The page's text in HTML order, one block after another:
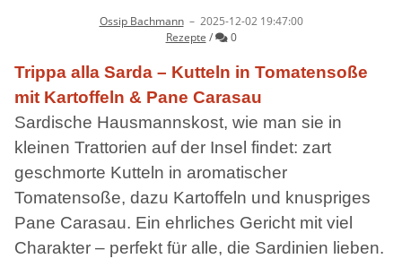
Ossip Bachmann– 2025-12-02 19:47:00
Rezepte / Kommentare
0
Trippa alla Sarda – Kutteln in Tomatensoße
mit Kartoffeln & Pane Carasau
Sardische Hausmannskost, wie man sie in
kleinen Trattorien auf der Insel findet: zart
geschmorte Kutteln in aromatischer
Tomatensoße, dazu Kartoffeln und knuspriges
Pane Carasau. Ein ehrliches Gericht mit viel
Charakter – perfekt für alle, die Sardinien lieben.